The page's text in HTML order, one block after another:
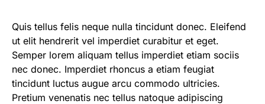
Quis tellus felis neque nulla tincidunt donec. Eleifend
ut elit hendrerit vel imperdiet curabitur et eget.
Semper lorem aliquam tellus imperdiet etiam sociis
nec donec. Imperdiet rhoncus a etiam feugiat
tincidunt luctus augue arcu commodo ultricies.
Pretium venenatis nec tellus natoque adipiscing